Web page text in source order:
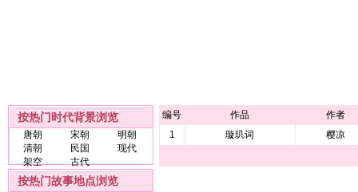
按热门时代背景浏览
唐朝 宋朝
明朝
清朝
民国
现代
架空
古代
按热门故事地点浏览
编号 作品
作者
1
璇玑词 樱凉